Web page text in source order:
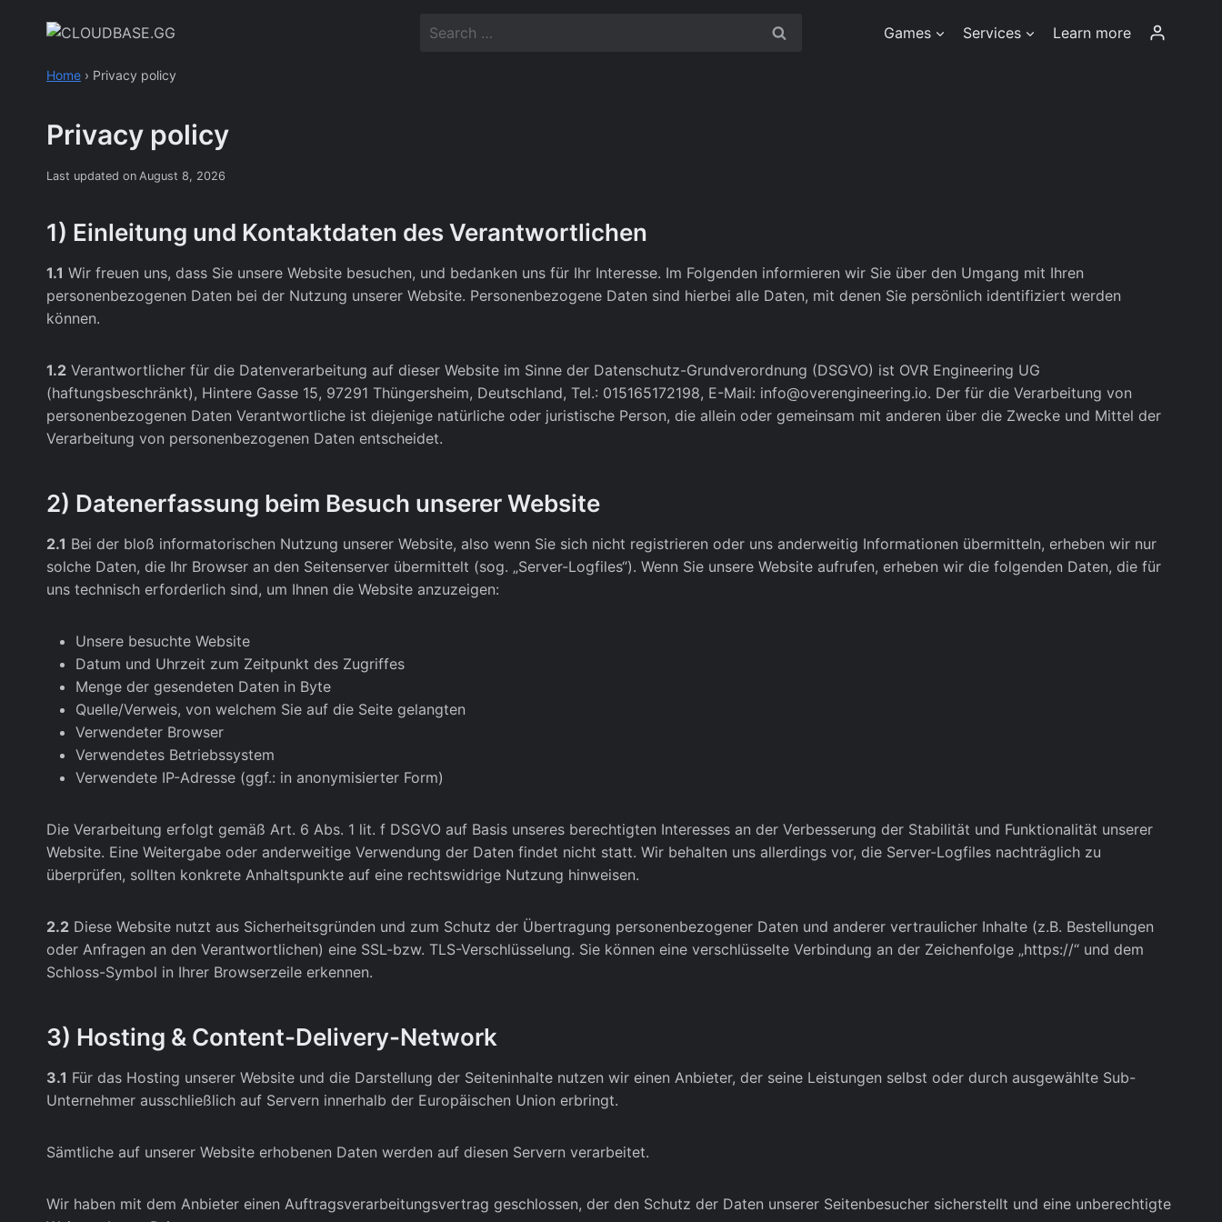
Search
Games Services Learn more
Home › Privacy policy
Privacy policy
Last updated on August 8, 2026
1) Einleitung und Kontaktdaten des Verantwortlichen
1.1 Wir freuen uns, dass Sie unsere Website besuchen, und bedanken uns für Ihr Interesse. Im Folgenden informieren wir Sie über den Umgang mit Ihren
personenbezogenen Daten bei der Nutzung unserer Website. Personenbezogene Daten sind hierbei alle Daten, mit denen Sie persönlich identifiziert werden
können.
1.2 Verantwortlicher für die Datenverarbeitung auf dieser Website im Sinne der Datenschutz-Grundverordnung (DSGVO) ist OVR Engineering UG
(haftungsbeschränkt), Hintere Gasse 15, 97291 Thüngersheim, Deutschland, Tel.: 015165172198, E-Mail: info@overengineering.io. Der für die Verarbeitung von
personenbezogenen Daten Verantwortliche ist diejenige natürliche oder juristische Person, die allein oder gemeinsam mit anderen über die Zwecke und Mittel der
Verarbeitung von personenbezogenen Daten entscheidet.
2) Datenerfassung beim Besuch unserer Website
2.1 Bei der bloß informatorischen Nutzung unserer Website, also wenn Sie sich nicht registrieren oder uns anderweitig Informationen übermitteln, erheben wir nur
solche Daten, die Ihr Browser an den Seitenserver übermittelt (sog. „Server-Logfiles“). Wenn Sie unsere Website aufrufen, erheben wir die folgenden Daten, die für
uns technisch erforderlich sind, um Ihnen die Website anzuzeigen:
Unsere besuchte Website
Datum und Uhrzeit zum Zeitpunkt des Zugriffes
Menge der gesendeten Daten in Byte
Quelle/Verweis, von welchem Sie auf die Seite gelangten
Verwendeter Browser
Verwendetes Betriebssystem
Verwendete IP-Adresse (ggf.: in anonymisierter Form)
Die Verarbeitung erfolgt gemäß Art. 6 Abs. 1 lit. f DSGVO auf Basis unseres berechtigten Interesses an der Verbesserung der Stabilität und Funktionalität unserer
Website. Eine Weitergabe oder anderweitige Verwendung der Daten findet nicht statt. Wir behalten uns allerdings vor, die Server-Logfiles nachträglich zu
überprüfen, sollten konkrete Anhaltspunkte auf eine rechtswidrige Nutzung hinweisen.
2.2 Diese Website nutzt aus Sicherheitsgründen und zum Schutz der Übertragung personenbezogener Daten und anderer vertraulicher Inhalte (z.B. Bestellungen
oder Anfragen an den Verantwortlichen) eine SSL-bzw. TLS-Verschlüsselung. Sie können eine verschlüsselte Verbindung an der Zeichenfolge „https://“ und dem
Schloss-Symbol in Ihrer Browserzeile erkennen.
3) Hosting & Content-Delivery-Network
3.1 Für das Hosting unserer Website und die Darstellung der Seiteninhalte nutzen wir einen Anbieter, der seine Leistungen selbst oder durch ausgewählte Sub-
Unternehmer ausschließlich auf Servern innerhalb der Europäischen Union erbringt.
Sämtliche auf unserer Website erhobenen Daten werden auf diesen Servern verarbeitet.
Wir haben mit dem Anbieter einen Auftragsverarbeitungsvertrag geschlossen, der den Schutz der Daten unserer Seitenbesucher sicherstellt und eine unberechtigte